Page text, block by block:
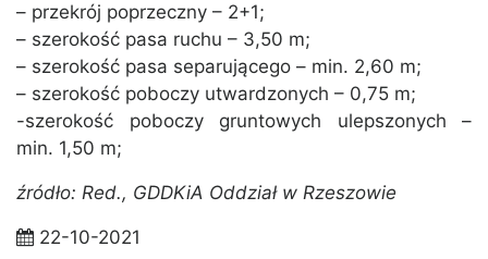
– przekrój poprzeczny – 2+1;
– szerokość pasa ruchu – 3,50 m;
– szerokość pasa separującego – min. 2,60 m;
– szerokość poboczy utwardzonych – 0,75 m;
-szerokość poboczy gruntowych ulepszonych –
min. 1,50 m;
źródło: Red., GDDKiA Oddział w Rzeszowie
22-10-2021